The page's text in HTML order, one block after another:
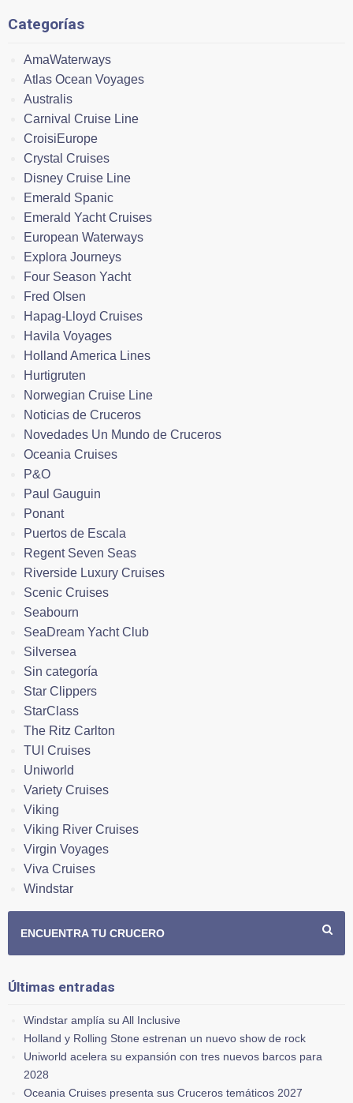
Categorías
AmaWaterways
Atlas Ocean Voyages
Australis
Carnival Cruise Line
CroisiEurope
Crystal Cruises
Disney Cruise Line
Emerald Spanic
Emerald Yacht Cruises
European Waterways
Explora Journeys
Four Season Yacht
Fred Olsen
Hapag-Lloyd Cruises
Havila Voyages
Holland America Lines
Hurtigruten
Norwegian Cruise Line
Noticias de Cruceros
Novedades Un Mundo de Cruceros
Oceania Cruises
P&O
Paul Gauguin
Ponant
Puertos de Escala
Regent Seven Seas
Riverside Luxury Cruises
Scenic Cruises
Seabourn
SeaDream Yacht Club
Silversea
Sin categoría
Star Clippers
StarClass
The Ritz Carlton
TUI Cruises
Uniworld
Variety Cruises
Viking
Viking River Cruises
Virgin Voyages
Viva Cruises
Windstar
ENCUENTRA TU CRUCERO
Últimas entradas
Windstar amplía su All Inclusive
Holland y Rolling Stone estrenan un nuevo show de rock
Uniworld acelera su expansión con tres nuevos barcos para
2028
Oceania Cruises presenta sus Cruceros temáticos 2027